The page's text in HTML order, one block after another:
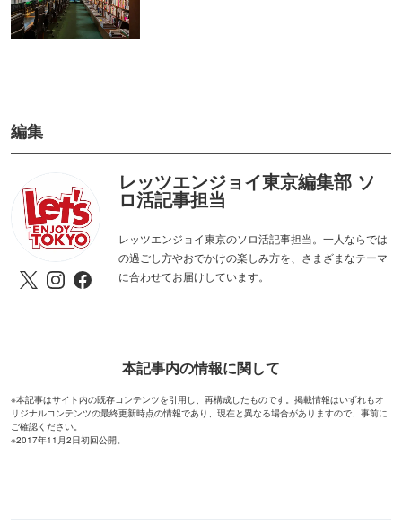
編集
レッツエンジョイ東京編集部 ソ
ロ活記事担当
レッツエンジョイ東京のソロ活記事担当。一人ならでは
の過ごし方やおでかけの楽しみ方を、さまざまなテーマ
に合わせてお届けしています。
本記事内の情報に関して
※本記事はサイト内の既存コンテンツを引用し、再構成したものです。掲載情報はいずれもオ
リジナルコンテンツの最終更新時点の情報であり、現在と異なる場合がありますので、事前に
ご確認ください。
※2017年11月2日初回公開。